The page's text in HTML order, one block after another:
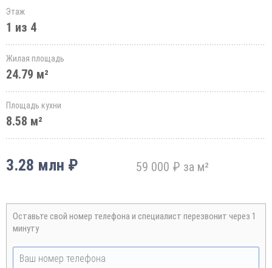
Этаж
1 из 4
Жилая площадь
24.79 м²
Площадь кухни
8.58 м²
3.28 млн ₽ 59 000 ₽ за м²
Оставьте свой номер телефона и специалист перезвонит через 1
минуту